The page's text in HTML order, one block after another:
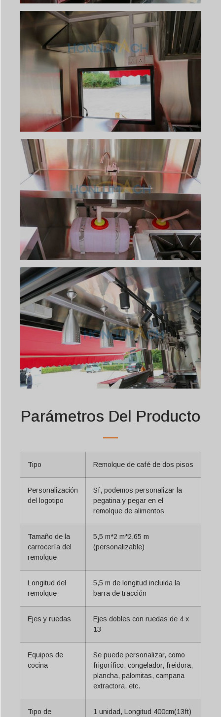
Parámetros Del Producto
Tipo Remolque de café de dos pisos
Personalización
del logotipo
Sí, podemos personalizar la
pegatina y pegar en el
remolque de alimentos
Tamaño de la
carrocería del
remolque
5,5 m*2 m*2,65 m
(personalizable)
Longitud del
remolque
5,5 m de longitud incluida la
barra de tracción
Ejes y ruedas
Ejes dobles con ruedas de 4 x
13
Equipos de
cocina
Se puede personalizar, como
frigorífico, congelador, freidora,
plancha, palomitas, campana
extractora, etc.
Tipo de
1 unidad, Longitud 400cm(13ft)